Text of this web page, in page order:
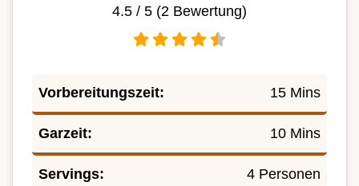
4.5 / 5 (2 Bewertung)
Vorbereitungszeit: 15 Mins
Garzeit: 10 Mins
Servings: 4 Personen